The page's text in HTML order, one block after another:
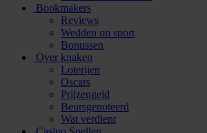
Bookmakers
Reviews
Wedden op sport
Bonussen
Over knaken
Loterijen
Oscars
Prijzengeld
Beursgenoteerd
Wat verdient